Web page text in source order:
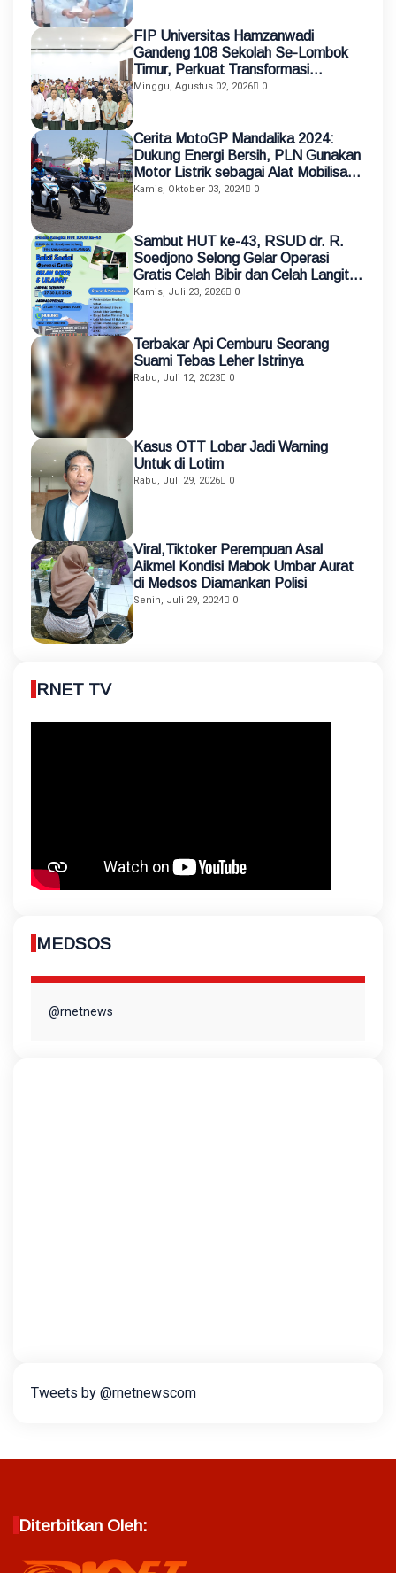
FIP Universitas Hamzanwadi
Gandeng 108 Sekolah Se-Lombok
Timur, Perkuat Transformasi
Pendidikan melalui Asistensi
Minggu, Agustus 02, 2026 0
Cerita MotoGP Mandalika 2024:
Dukung Energi Bersih, PLN Gunakan
Motor Listrik sebagai Alat Mobilisasi
Petugas
Kamis, Oktober 03, 2024 0
Sambut HUT ke-43, RSUD dr. R.
Soedjono Selong Gelar Operasi
Gratis Celah Bibir dan Celah Langit-
Langit
Kamis, Juli 23, 2026 0
Terbakar Api Cemburu Seorang
Suami Tebas Leher Istrinya
Rabu, Juli 12, 2023 0
Kasus OTT Lobar Jadi Warning
Untuk di Lotim
Rabu, Juli 29, 2026 0
Viral,Tiktoker Perempuan Asal
Aikmel Kondisi Mabok Umbar Aurat
di Medsos Diamankan Polisi
Senin, Juli 29, 2024 0
RNET TV
MEDSOS
@rnetnews
Tweets by @rnetnewscom
Diterbitkan Oleh: